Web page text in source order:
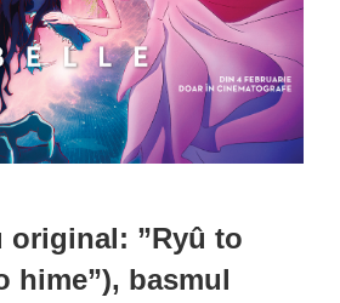
original: ”Ryû to
hime”), basmul